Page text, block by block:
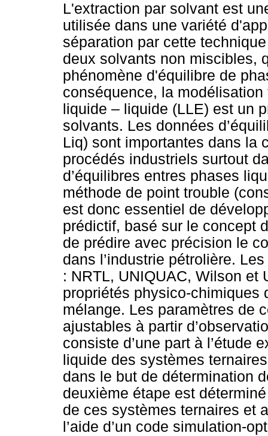
L'extraction par solvant est
utilisée dans une variété
séparation par cette
deux solvants non miscibles,
phénomène d'équilibre de
conséquence, la
liquide – liquide (LLE) est un
solvants. Les données
Liq) sont importantes dans la
procédés industriels surtout
d’équilibres entres phases
méthode de point trouble
est donc essentiel de
prédictif, basé sur le concept
de prédire avec précision le
dans l’industrie pétrolière.
: NRTL, UNIQUAC, Wilson et
propriétés physico-chimiques
mélange. Les paramètres de
ajustables à partir
consiste d’une part à l’étude
liquide des systèmes
dans le but de détermination
deuxième étape est
de ces systèmes ternaires et
l’aide d’un code simulation-